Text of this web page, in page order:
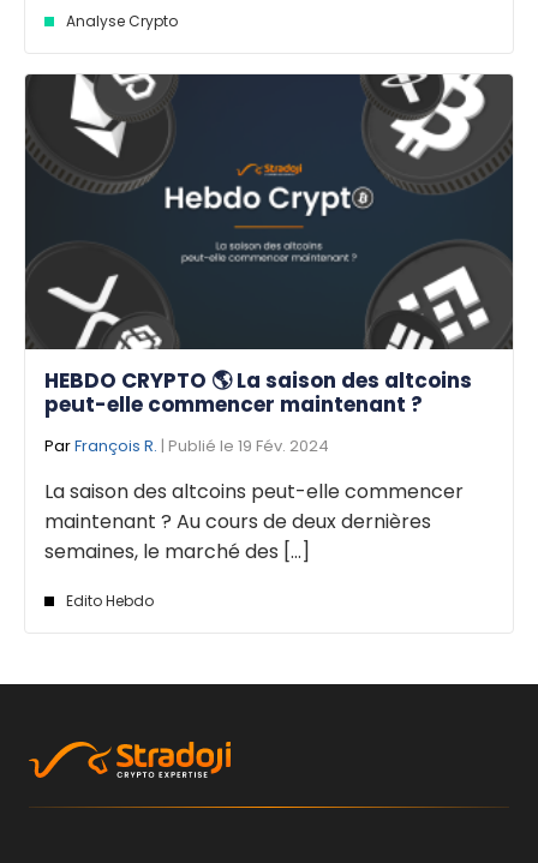
Analyse Crypto
HEBDO CRYPTO 🌎 La saison des altcoins
peut-elle commencer maintenant ?
ParFrançois R. | Publié le 19 Fév. 2024
La saison des altcoins peut-elle commencer
maintenant ? Au cours de deux dernières
semaines, le marché des [...]
Edito Hebdo